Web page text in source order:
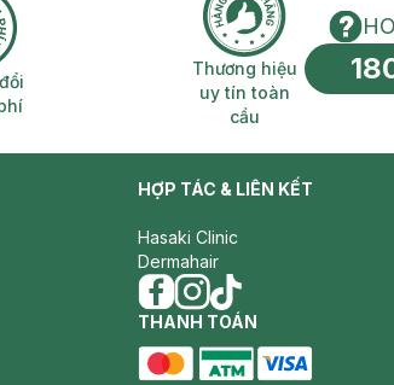
đổi trả miễn phí Thương hiệu uy
Thương hiệu
uy tín toàn
cầu
HỢP TÁC & LIÊN KẾT
Hasaki Clinic
Dermahair
facebook
instagram
tiktok
THANH TOÁN